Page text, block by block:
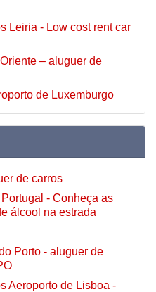
Leiria - Low cost rent car
– aluguer de
de Luxemburgo
de carros
- Conheça as
álcool na estrada
Porto - aluguer de
Aeroporto de Lisboa -